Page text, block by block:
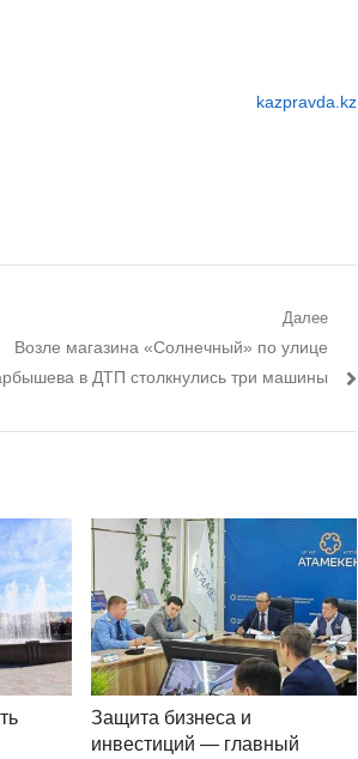
kazpravda.kz
Далее
Следующий пост:
Возле магазина «Солнечный» по улице
в ДТП столкнулись три машины
Защита бизнеса и
инвестиций — главный